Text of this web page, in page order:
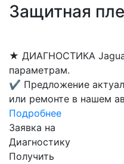
Защитная
★ ДИАГНОСТИКА
параметрам.
✔ Предложение
или ремонте в нашем
Подробнее
Заявка на
Диагностику
Получить